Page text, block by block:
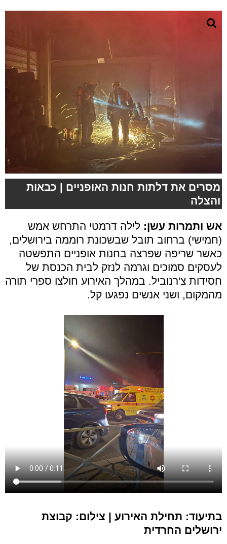
מסרים את דלתות חנות האופניים | כבאות
והצלה
אש ותמרות עשן: לילה דרמטי התרחש אמש
(חמישי) ברחוב תובל שבשכונת רוממה בירושלים,
כאשר שריפה שפרצה בחנות אופניים התפשטה
לעסקים סמוכים וגרמה לנזק לבית הכנסת של
חסידות צ'רנוביל. במהלך האירוע חולצו ספרי תורה
מהמקום, ושני אנשים נפגעו קל.
בתיעוד: תחילת האירוע | צילום: קבוצת
ירושלים החרדית